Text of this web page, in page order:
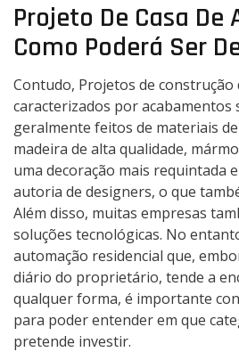
Projeto De Casa De
Como Poderá Ser
Contudo, Projetos de construção
caracterizados por acabamentos
geralmente feitos de materiais
madeira de alta qualidade,
uma decoração mais requintada
autoria de designers, o que
Além disso, muitas empresas
soluções tecnológicas. No
automação residencial que,
diário do proprietário, tende a
qualquer forma, é importante
para poder entender em que
pretende investir.